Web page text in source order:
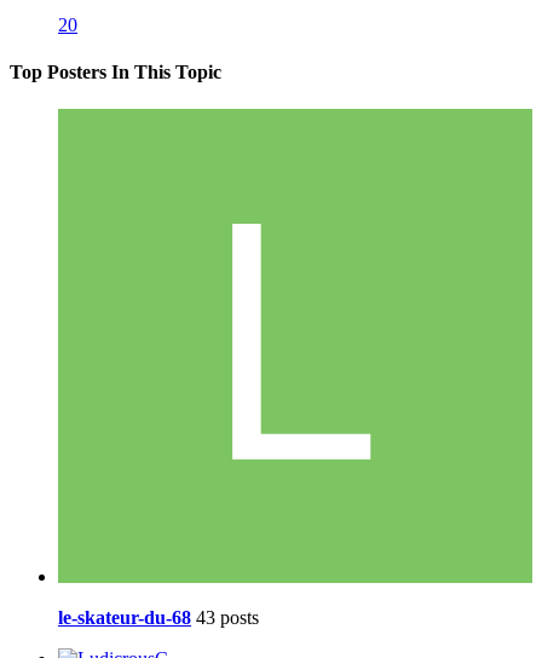
20
Top Posters In This Topic
le-skateur-du-68 43 posts